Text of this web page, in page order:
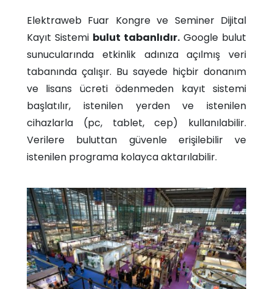
Elektraweb Fuar Kongre ve Seminer Dijital
Kayıt Sistemi bulut tabanlıdır. Google bulut
sunucularında etkinlik adınıza açılmış veri
tabanında çalışır. Bu sayede hiçbir donanım
ve lisans ücreti ödenmeden kayıt sistemi
başlatılır, istenilen yerden ve istenilen
cihazlarla (pc, tablet, cep) kullanılabilir.
Verilere buluttan güvenle erişilebilir ve
istenilen programa kolayca aktarılabilir.​